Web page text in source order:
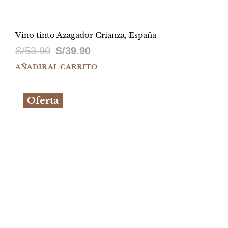
Vino tinto Azagador Crianza, España
S/53.90 El
precio
era:
S/39.90El
precio
AÑADIR AL CARRITO
Oferta